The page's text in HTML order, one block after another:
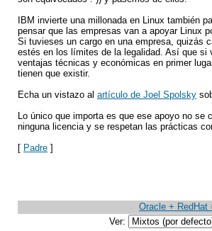
IBM invierte una millonada en Linux también
pensar que las empresas van a apoyar Linux
Si tuvieses un cargo en una empresa, quizás
estés en los límites de la legalidad. Así que si
ventajas técnicas y económicas en primer
tienen que existir.
Echa un vistazo al artículo de Joel Spolsky
Lo único que importa es que ese apoyo no
ninguna licencia y se respetan las prácticas
[ Padre ]
Oracle + RedHat
Ver: